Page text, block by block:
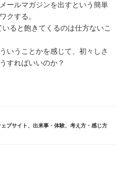
ールマガジンを出すという簡単
クする。
ると飽きてくるのは仕方ないこ
いうことかを感じて、初々しさ
すればいいのか？
ブサイト 、 出来事・体験、 考え方・感じ方